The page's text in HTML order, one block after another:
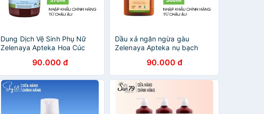
Dung Dịch Vệ Sinh Phụ Nữ
Zelenaya Apteka Hoa Cúc
90.000 đ
Dầu xả ngăn ngừa gàu
Zelenaya Apteka nụ bạch
BioTopcare Official
90.000 đ